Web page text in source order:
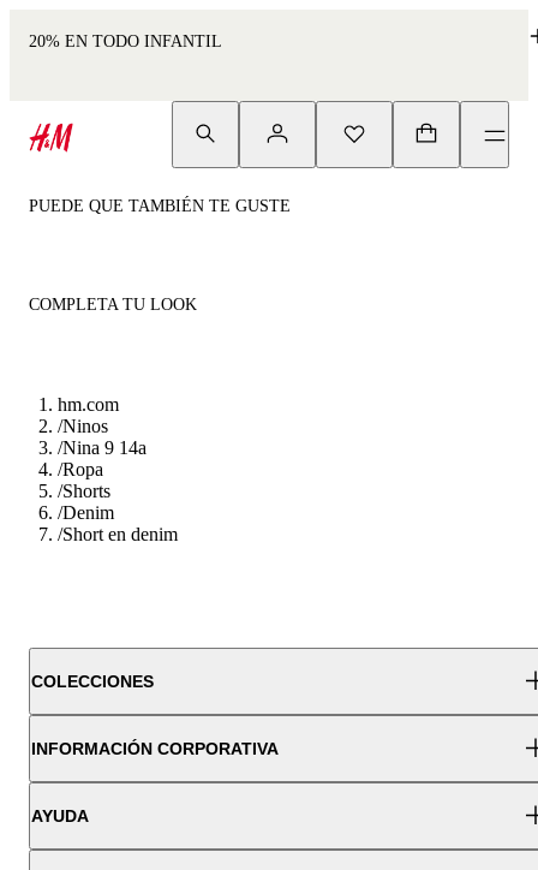
20% EN TODO INFANTIL
PUEDE QUE TAMBIÉN TE GUSTE
COMPLETA TU LOOK
hm.com
/Ninos
/Nina 9 14a
/Ropa
/Shorts
/Denim
/Short en denim
COLECCIONES
INFORMACIÓN CORPORATIVA
AYUDA